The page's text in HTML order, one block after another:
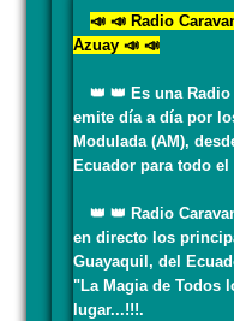
📣 📣 Radio
Azuay 📣 📣
👑 👑 Es una Radio
emite día a día por
Modulada (AM),
Ecuador para todo
👑 👑 Radio
en directo los
Guayaquil, del
"La Magia de Todos
lugar...!!!.